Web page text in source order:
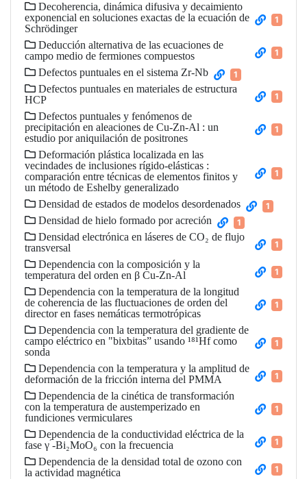
Decoherencia, dinámica difusiva y decaimiento
exponencial en soluciones exactas de la ecuación de
Schrödinger
1
Deducción alternativa de las ecuaciones de
campo medio de fermiones compuestos
1
Defectos puntuales en el sistema Zr-Nb 1
Defectos puntuales en materiales de estructura
HCP
1
Defectos puntuales y fenómenos de
precipitación en aleaciones de Cu-Zn-Al : un
estudio por aniquilación de positrones
1
Deformación plástica localizada en las
vecindades de inclusiones rígido-elásticas :
comparación entre técnicas de elementos finitos y
un método de Eshelby generalizado
1
Densidad de estados de modelos desordenados 1
Densidad de hielo formado por acreción 1
Densidad electrónica en láseres de CO₂ de flujo
transversal
1
Dependencia con la composición y la
temperatura del orden en β Cu-Zn-Al
1
Dependencia con la temperatura de la longitud
de coherencia de las fluctuaciones de orden del
director en fases nemáticas termotrópicas
1
Dependencia con la temperatura del gradiente de
campo eléctrico en "bixbitas” usando ¹⁸¹Hf como
sonda
1
Dependencia con la temperatura y la amplitud de
deformación de la fricción interna del PMMA
1
Dependencia de la cinética de transformación
con la temperatura de austemperizado en
fundiciones vermiculares
1
Dependencia de la conductividad eléctrica de la
fase γ ́-Bi₂MoO₆ con la frecuencia
1
Dependencia de la densidad total de ozono con
la actividad magnética
1